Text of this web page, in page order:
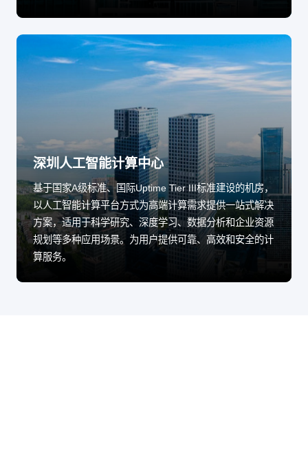
深圳人工智能计算中心
基于国家A级标准、国际Uptime Tier III标准建设的机房，
以人工智能计算平台方式为高端计算需求提供一站式解决
方案，适用于科学研究、深度学习、数据分析和企业资源
规划等多种应用场景。为用户提供可靠、高效和安全的计
算服务。